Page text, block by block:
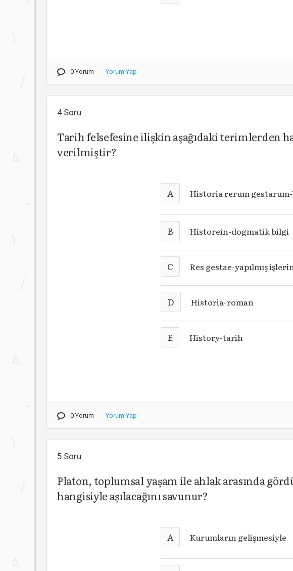
0 Yorum Yorum Yap
4.Soru
Tarih felsefesine ilişkin aşağıdaki terimlerden
verilmiştir?
A Historia rerum gestarum-
B Historein-dogmatik bilgi
C Res gestae-yapılmış
D Historia-roman
E History-tarih
0 Yorum Yorum Yap
5.Soru
Platon, toplumsal yaşam ile ahlak arasında
hangisiyle aşılacağını savunur?
A Kurumların gelişmesiyle